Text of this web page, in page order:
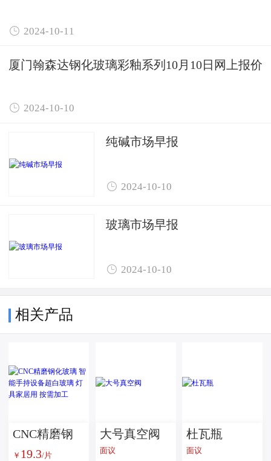
 2024-10-11
厦门翰森达钢化玻璃彩釉系列10月10日网上报价
 2024-10-10
纯碱市场早报
 2024-10-10
玻璃市场早报
 2024-10-10
相关产品
CNC精磨钢
化玻璃 智能
￥ 19.3/片
大号真空阀
面议
杜瓦瓶
面议